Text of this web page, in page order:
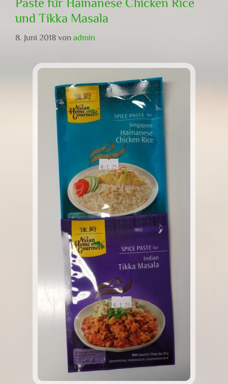
und Tikka Masala
8. Juni 2018 von admin